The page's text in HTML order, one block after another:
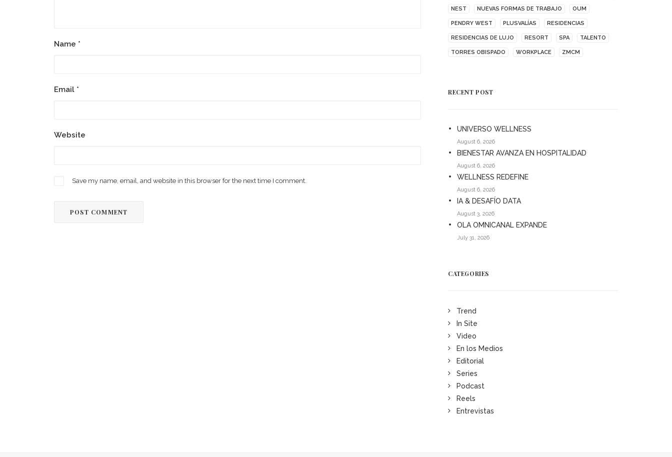
Name *
Email *
Website
Save my name, email, and website in this browser for the next time I comment.
NEST NUEVAS FORMAS DE TRABAJO OUM
PENDRY WEST PLUSVALÍAS RESIDENCIAS
RESIDENCIAS DE LUJO RESORT SPA TALENTO
TORRES OBISPADO WORKPLACE ZMCM
RECENT POST
UNIVERSO WELLNESS
August 6, 2026
BIENESTAR AVANZA EN HOSPITALIDAD
August 6, 2026
WELLNESS REDEFINE
August 6, 2026
IA & DESAFÍO DATA
August 3, 2026
OLA OMNICANAL EXPANDE
July 31, 2026
CATEGORIES
Trend
In Site
Video
En los Medios
Editorial
Series
Podcast
Reels
Entrevistas